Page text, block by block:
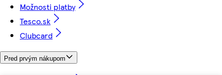
Možnosti platby
Tesco.sk
Clubcard
Pred prvým nákupom